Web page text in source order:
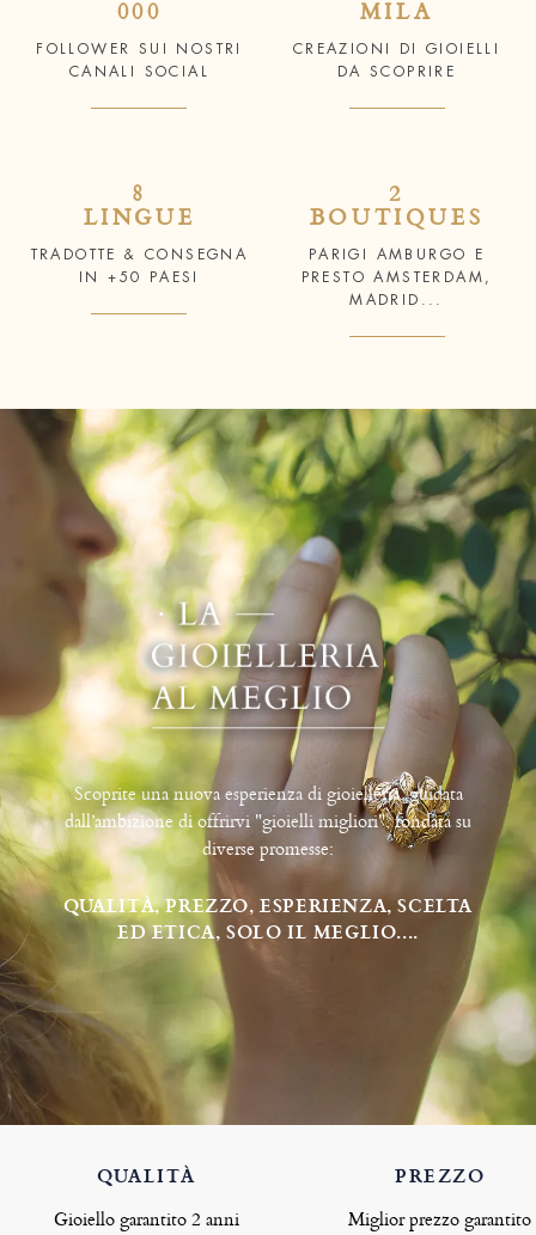
000
FOLLOWER SUI NOSTRI
CANALI SOCIAL
MILA
CREAZIONI DI GIOIELLI
DA SCOPRIRE
8
LINGUE
TRADOTTE & CONSEGNA
IN +50 PAESI
2
BOUTIQUES
PARIGI AMBURGO E
PRESTO AMSTERDAM,
MADRID...
Scoprite una nuova esperienza di gioielleria, guidata
dall’ambizione di offrirvi "gioielli migliori", fondata su
diverse promesse:
QUALITÀ, PREZZO, ESPERIENZA, SCELTA
ED ETICA, SOLO IL MEGLIO....
QUALITÀ
Gioiello garantito 2 anni
PREZZO
Miglior prezzo garantito